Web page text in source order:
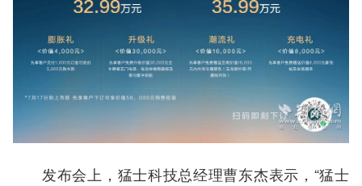
发布会上，猛士科技总经理曹东杰表示，“猛士